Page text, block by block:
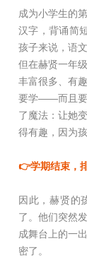
成为小学生的
汉字，背诵简
孩子来说，语
但在赫贤一年
丰富很多、有
要学——而且要
了魔法：让她
得有趣，因为
👉学期结束，
因此，赫贤的
了。他们突然
成舞台上的一
密了。